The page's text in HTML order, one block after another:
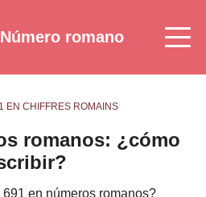
Número romano
EN CHIFFRES ROMAINS
romanos: ¿cómo
en números romanos?